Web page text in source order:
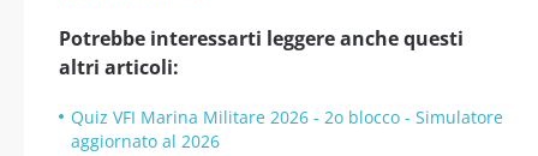
Potrebbe interessarti leggere anche questi
altri articoli:
Quiz VFI Marina Militare 2026 - 2o blocco - Simulatore
aggiornato al 2026